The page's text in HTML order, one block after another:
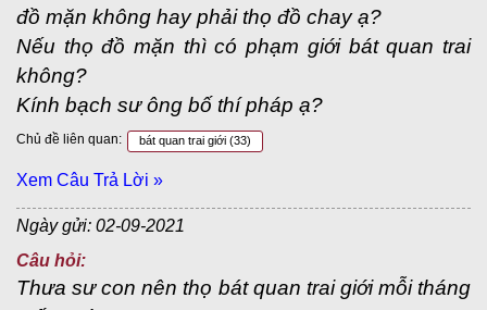
đồ mặn không hay phải thọ đồ chay ạ?
Nếu thọ đồ mặn thì có phạm giới bát quan trai
không?
Kính bạch sư ông bố thí pháp ạ?
Chủ đề liên quan: bát quan trai giới (33)
Xem Câu Trả Lời »
Ngày gửi: 02-09-2021
Câu hỏi:
Thưa sư con nên thọ bát quan trai giới mỗi tháng